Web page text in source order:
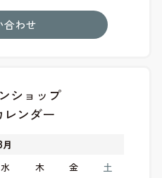
合わせ
ショップ
レンダー
月
水 木 金 土